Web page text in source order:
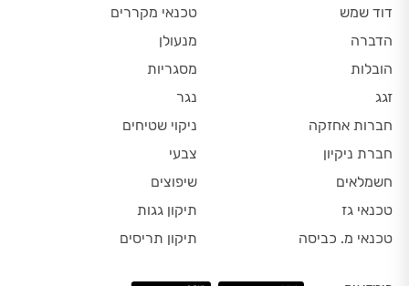
דוד שמש
הדברה
הובלות
זגג
חברות אחזקה
חברת ניקיון
חשמלאים
טכנאי גז
טכנאי מ. כביסה
טכנאי מקררים
מנעולן
מסגריות
נגר
ניקוי שטיחים
צבעי
שיפוצים
תיקון גגות
תיקון תריסים